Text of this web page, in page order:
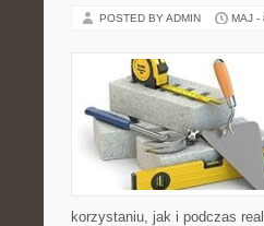
POSTED BY ADMIN MAJ -
korzystaniu, jak i podczas